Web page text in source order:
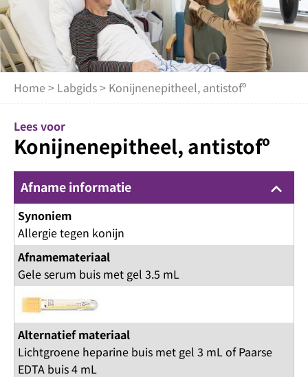
Home > Labgids> Konijnenepitheel, antistofº
Lees voor
Konijnenepitheel, antistofº
Afname informatie keyboard_arrow_up
Synoniem
Allergie tegen konijn
Afnamemateriaal
Gele serum buis met gel 3.5 mL
Alternatief materiaal
Lichtgroene heparine buis met gel 3 mL of Paarse
EDTA buis 4 mL